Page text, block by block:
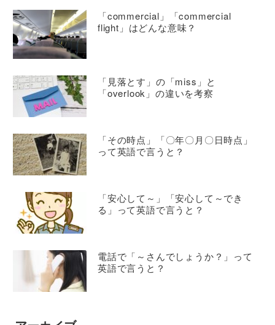
「commercial」「commercial
flight」はどんな意味？
「見落とす」の「miss」と
「overlook」の違いを考察
「その時点」「〇年〇月〇日時点」
って英語で言うと？
「安心して～」「安心して～でき
る」って英語で言うと？
電話で「～さんでしょうか？」って
英語で言うと？